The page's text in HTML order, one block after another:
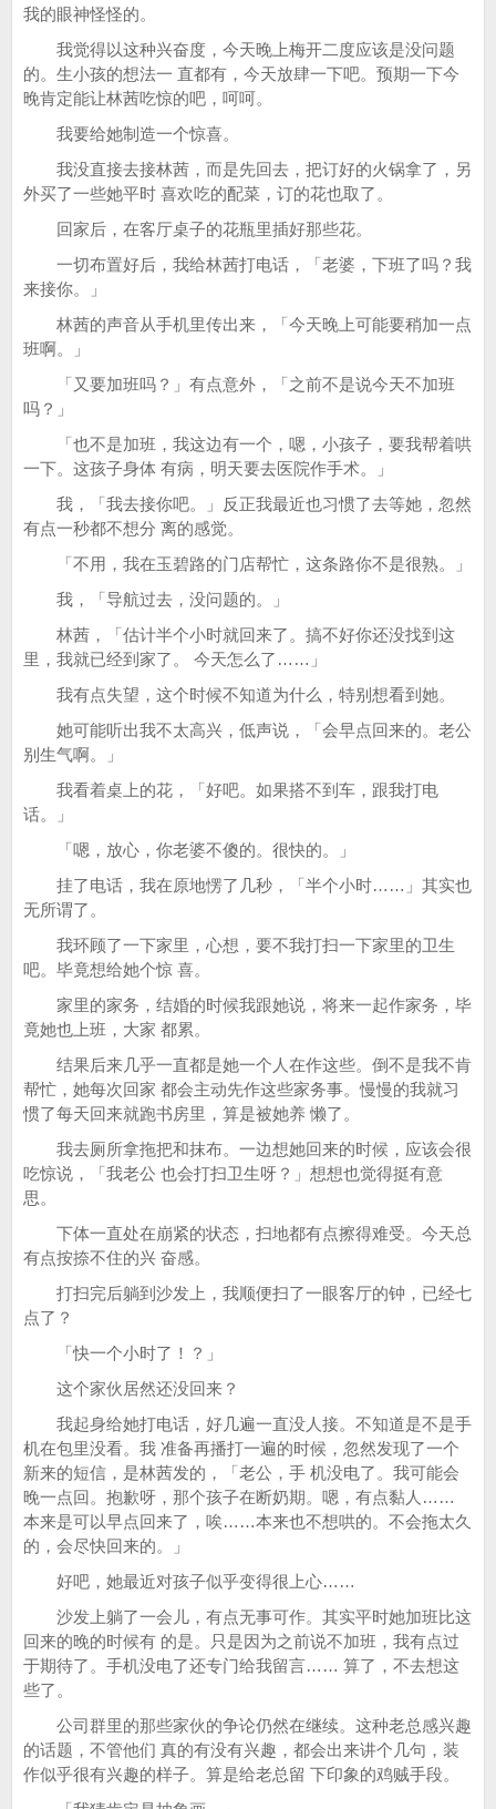
我的眼神怪怪的。
我觉得以这种兴奋度，今天晚上梅开二度应该是没问题
的。生小孩的想法一 直都有，今天放肆一下吧。预期一下今
晚肯定能让林茜吃惊的吧，呵呵。
我要给她制造一个惊喜。
我没直接去接林茜，而是先回去，把订好的火锅拿了，另
外买了一些她平时 喜欢吃的配菜，订的花也取了。
回家后，在客厅桌子的花瓶里插好那些花。
一切布置好后，我给林茜打电话，「老婆，下班了吗？我
来接你。」
林茜的声音从手机里传出来，「今天晚上可能要稍加一点
班啊。」
「又要加班吗？」有点意外，「之前不是说今天不加班
吗？」
「也不是加班，我这边有一个，嗯，小孩子，要我帮着哄
一下。这孩子身体 有病，明天要去医院作手术。」
我，「我去接你吧。」反正我最近也习惯了去等她，忽然
有点一秒都不想分 离的感觉。
「不用，我在玉碧路的门店帮忙，这条路你不是很熟。」
我，「导航过去，没问题的。」
林茜，「估计半个小时就回来了。搞不好你还没找到这
里，我就已经到家了。 今天怎么了……」
我有点失望，这个时候不知道为什么，特别想看到她。
她可能听出我不太高兴，低声说，「会早点回来的。老公
别生气啊。」
我看着桌上的花，「好吧。如果搭不到车，跟我打电
话。」
「嗯，放心，你老婆不傻的。很快的。」
挂了电话，我在原地愣了几秒，「半个小时……」其实也
无所谓了。
我环顾了一下家里，心想，要不我打扫一下家里的卫生
吧。毕竟想给她个惊 喜。
家里的家务，结婚的时候我跟她说，将来一起作家务，毕
竟她也上班，大家 都累。
结果后来几乎一直都是她一个人在作这些。倒不是我不肯
帮忙，她每次回家 都会主动先作这些家务事。慢慢的我就习
惯了每天回来就跑书房里，算是被她养 懒了。
我去厕所拿拖把和抹布。一边想她回来的时候，应该会很
吃惊说，「我老公 也会打扫卫生呀？」想想也觉得挺有意
思。
下体一直处在崩紧的状态，扫地都有点擦得难受。今天总
有点按捺不住的兴 奋感。
打扫完后躺到沙发上，我顺便扫了一眼客厅的钟，已经七
点了？
「快一个小时了！？」
这个家伙居然还没回来？
我起身给她打电话，好几遍一直没人接。不知道是不是手
机在包里没看。我 准备再播打一遍的时候，忽然发现了一个
新来的短信，是林茜发的，「老公，手 机没电了。我可能会
晚一点回。抱歉呀，那个孩子在断奶期。嗯，有点黏人……
本来是可以早点回来了，唉……本来也不想哄的。不会拖太久
的，会尽快回来的。」
好吧，她最近对孩子似乎变得很上心……
沙发上躺了一会儿，有点无事可作。其实平时她加班比这
回来的晚的时候有 的是。只是因为之前说不加班，我有点过
于期待了。手机没电了还专门给我留言…… 算了，不去想这
些了。
公司群里的那些家伙的争论仍然在继续。这种老总感兴趣
的话题，不管他们 真的有没有兴趣，都会出来讲个几句，装
作似乎很有兴趣的样子。算是给老总留 下印象的鸡贼手段。